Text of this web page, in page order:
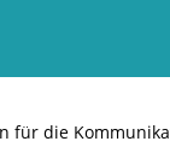
für die